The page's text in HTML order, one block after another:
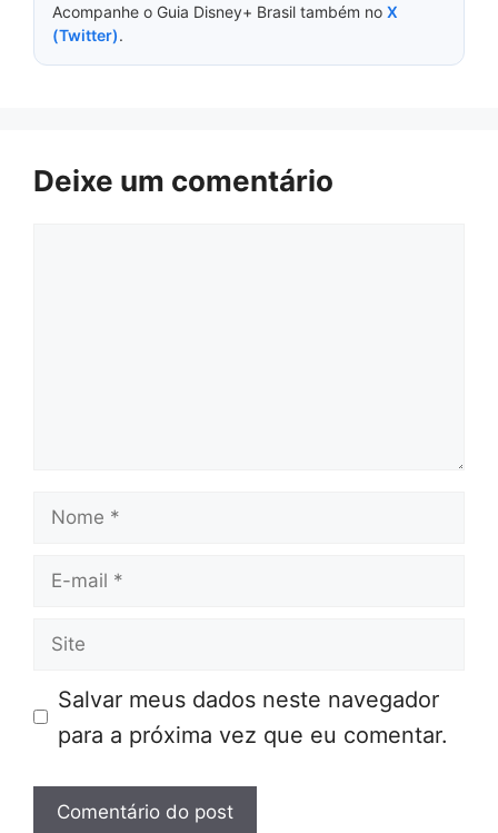
Acompanhe o Guia Disney+ Brasil também no X
(Twitter).
Deixe um comentário
Nome
E-
Site
Salvar meus dados neste navegador
para a próxima vez que eu comentar.